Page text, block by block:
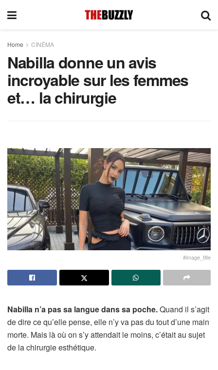
Home CINÉMA
Nabilla donne un avis
incroyable sur les femmes
et… la chirurgie
#image_title
Nabilla n’a pas sa langue dans sa poche.Quand il s’agit
de dire ce qu’elle pense, elle n’y va pas du tout d’une main
morte. Mais là où on s’y attendait le moins, c’était au sujet
de la chirurgie esthétique.